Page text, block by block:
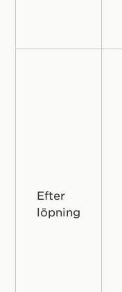
Efter
löpning